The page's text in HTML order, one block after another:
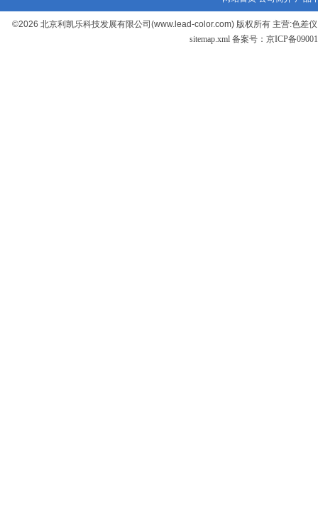
©2026 北京利凯乐科技发展有限公司(www.lead-color.com) 版权所有 主营:色差
sitemap.xml 备案号：京ICP备